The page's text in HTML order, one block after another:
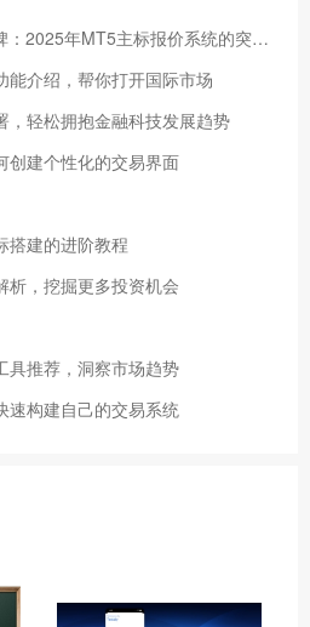
金融科技的下一个里程碑：2025年MT5主标报价系统的突破性进展
能介绍，帮你打开国际市场
，轻松拥抱金融科技发展趋势
创建个性化的交易界面
搭建的进阶教程
析，挖掘更多投资机会
具推荐，洞察市场趋势
速构建自己的交易系统